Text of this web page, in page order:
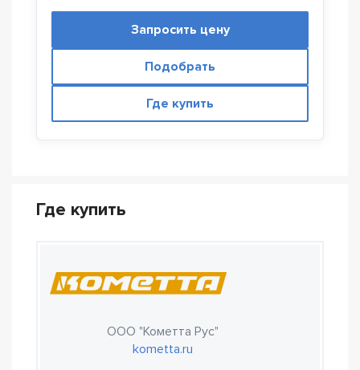
Запросить цену
Подобрать
Где купить
Где купить
ООО "Кометта Рус"
kometta.ru